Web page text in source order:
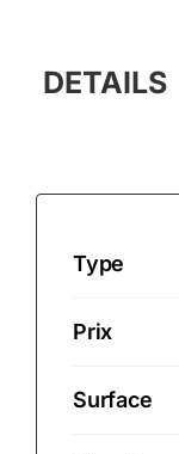
DETAILS
Type
Prix
Surface